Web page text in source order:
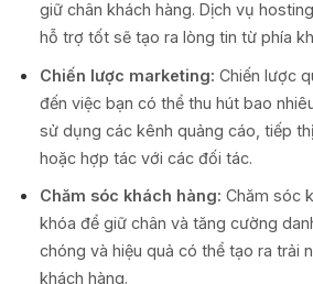
giữ chân khách hàng. Dịch vụ
hỗ trợ tốt sẽ tạo ra lòng tin từ phía
Chiến lược marketing: Chiến lược
đến việc bạn có thể thu hút bao
sử dụng các kênh quảng cáo, tiếp
hoặc hợp tác với các đối tác.
Chăm sóc khách hàng: Chăm sóc
khóa để giữ chân và tăng cường
chóng và hiệu quả có thể tạo ra trải
khách hàng.